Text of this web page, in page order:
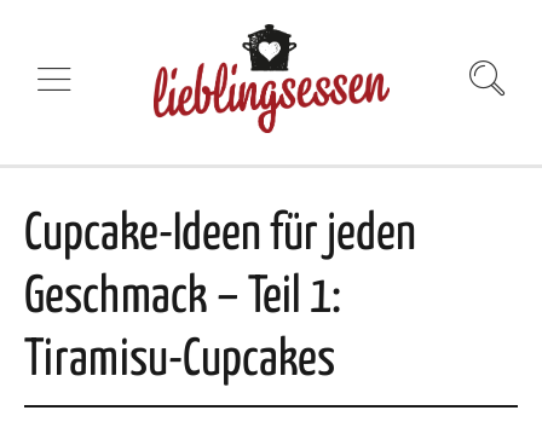
Cupcake-Ideen für jeden
Geschmack – Teil 1:
Tiramisu-Cupcakes